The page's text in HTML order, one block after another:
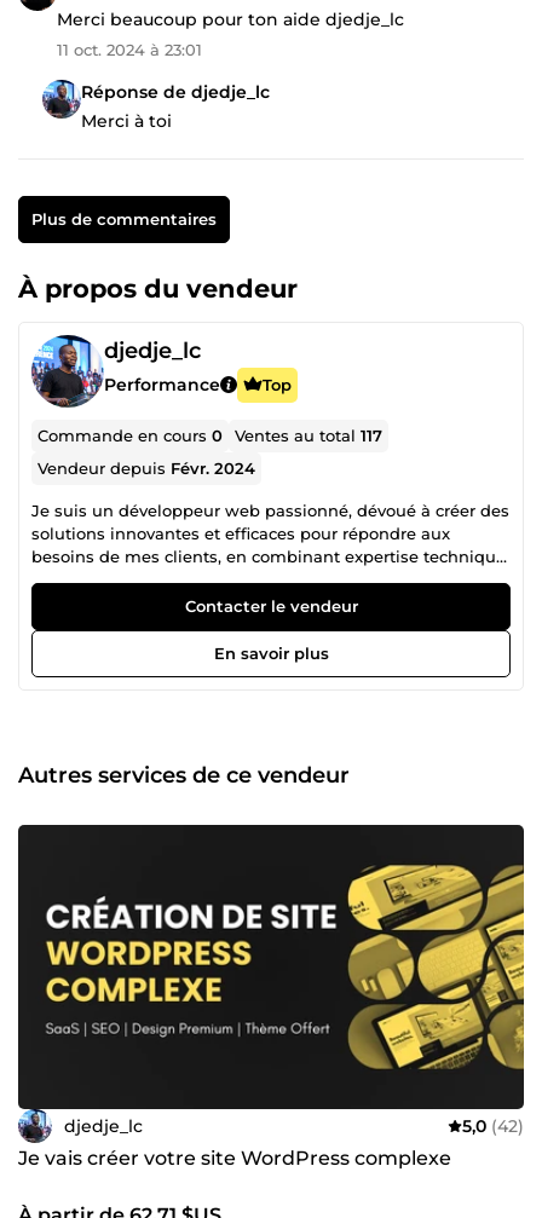
Merci beaucoup pour ton aide djedje_lc
11 oct. 2024 à 23:01
Réponse de djedje_lc
Merci à toi
Plus de commentaires
À propos du vendeur
djedje_lc
Performance Top
Commande en cours0 Ventes au total117
Vendeur depuis Févr. 2024
Je suis un développeur web passionné, dévoué à créer des
solutions innovantes et efficaces pour répondre aux
besoins de mes clients, en combinant expertise technique
et créativité pour offrir des expériences en ligne
Contacter le vendeur
En savoir plus
Autres services de ce vendeur
djedje_lc 5,0 (42)
Je vais créer votre site WordPress complexe